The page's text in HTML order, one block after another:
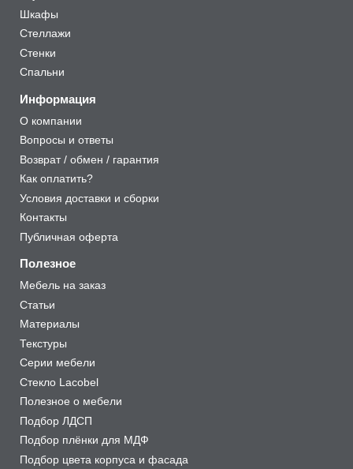
Шкафы
Стеллажи
Стенки
Спальни
Информация
О компании
Вопросы и ответы
Возврат / обмен / гарантия
Как оплатить?
Условия доставки и сборки
Контакты
Публичная оферта
Полезное
Мебель на заказ
Статьи
Материалы
Текстуры
Серии мебели
Стекло Lacobel
Полезное о мебели
Подбор ЛДСП
Подбор плёнки для МДФ
Подбор цвета корпуса и фасада